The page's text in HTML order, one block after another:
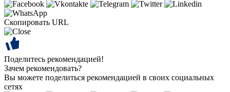
Скопировать URL
Поделитесь рекомендацией!
Зачем рекомендовать?
Вы можете поделиться рекомендацией в своих социальных
сетях